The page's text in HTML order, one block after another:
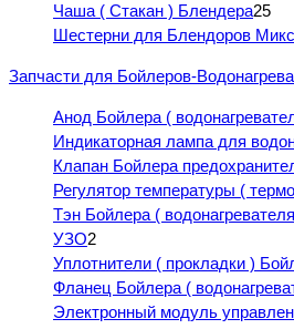
Чаша ( Стакан ) Блендера25
Шестерни для Блендоров
Запчасти для Бойлеров-
Анод Бойлера (
Индикаторная лампа для
Клапан Бойлера
Регулятор температуры (
Тэн Бойлера (
УЗО2
Уплотнители ( прокладки )
Фланец Бойлера (
Электронный модуль